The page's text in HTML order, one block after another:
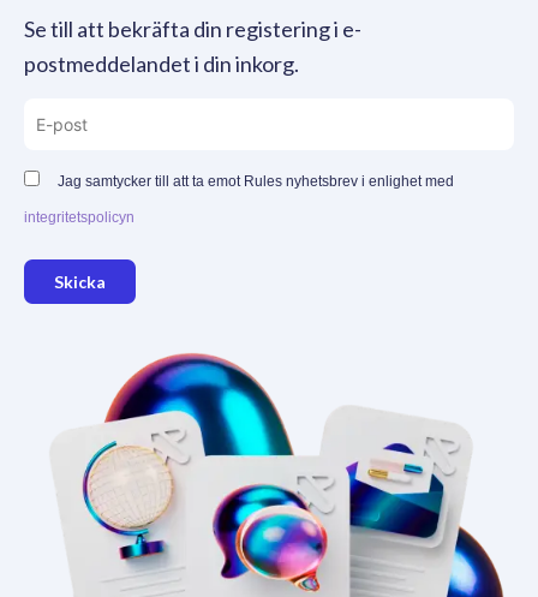
Se till att bekräfta din registering i e-
postmeddelandet i din inkorg.
Jag samtycker till att ta emot Rules nyhetsbrev i enlighet med
integritetspolicyn
Skicka